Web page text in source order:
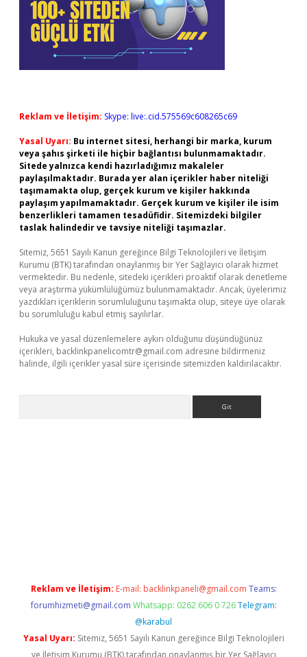
Reklam ve İletişim: Skype: live:.cid.575569c608265c69
Yasal Uyarı: Bu internet sitesi, herhangi bir marka, kurum
veya şahıs şirketi ile hiçbir bağlantısı bulunmamaktadır.
Sitede yalnızca kendi hazırladığımız makaleler
paylaşılmaktadır. Burada yer alan içerikler haber niteliği
taşımamakta olup, gerçek kurum ve kişiler hakkında
paylaşım yapılmamaktadır. Gerçek kurum ve kişiler ile isim
benzerlikleri tamamen tesadüfidir. Sitemizdeki bilgiler
taslak halindedir ve tavsiye niteliği taşımazlar.
Sitemiz, 5651 Sayılı Kanun gereğince Bilgi Teknolojileri ve İletişim
Kurumu (BTK) tarafından onaylanmış bir Yer Sağlayıcı olarak hizmet
vermektedir. Bu nedenle, sitedeki içerikleri proaktif olarak denetleme
veya araştırma yükümlülüğümüz bulunmamaktadır. Ancak, üyelerimiz
yazdıkları içeriklerin sorumluluğunu taşımakta olup, siteye üye olarak
bu sorumluluğu kabul etmiş sayılırlar.
Hukuka ve yasal düzenlemelere aykırı olduğunu düşündüğünüz
içerikleri, backlinkpanelicomtr@gmail.com adresine bildirmeniz
halinde, ilgili içerikler yasal süre içerisinde sitemizden kaldırılacaktır.
Reklam ve İletişim: E-mail: backlinkpaneli@gmail.com Teams:
forumhizmeti@gmail.com Whatsapp: 0262 606 0 726 Telegram:
@karabul
Yasal Uyarı: Sitemiz, 5651 Sayılı Kanun gereğince Bilgi Teknolojileri
ve İletişim Kurumu (BTK) tarafından onaylanmış bir Yer Sağlayıcı